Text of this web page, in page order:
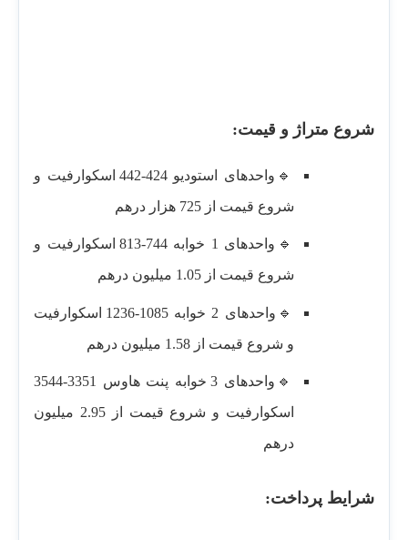
شروع متراژ و قیمت:
🔹واحدهای استودیو 424-442 اسکوارفیت و
شروع قیمت از 725 هزار درهم
🔹واحدهای 1 خوابه 744-813 اسکوارفیت و
شروع قیمت از 1.05 میلیون درهم
🔹واحدهای 2 خوابه 1085-1236 اسکوارفیت
و شروع قیمت از 1.58 میلیون درهم
🔹واحدهای 3 خوابه پنت هاوس 3351-3544
اسکوارفیت و شروع قیمت از 2.95 میلیون
درهم
شرایط پرداخت: